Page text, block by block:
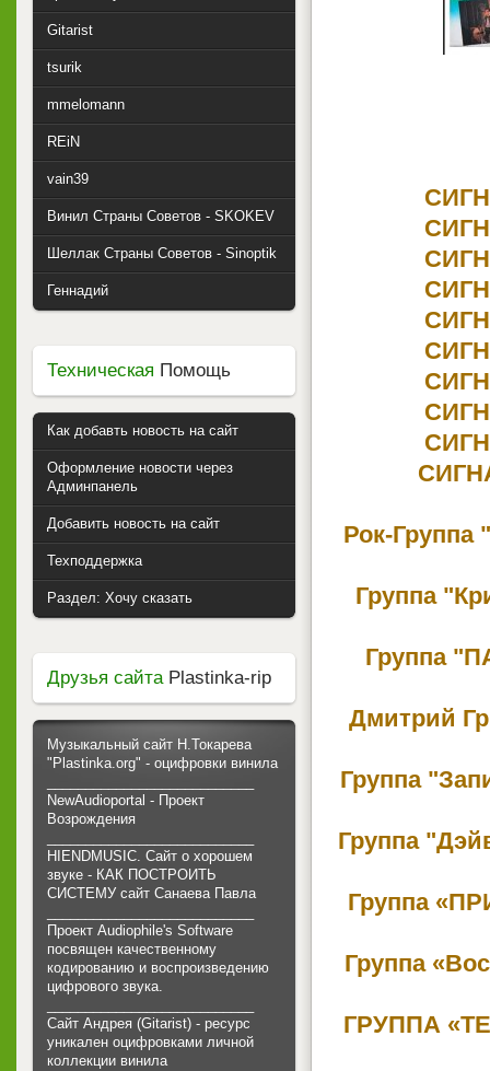
Рок-Группа
Группа
Группа
Дмитрий
Группа
Группа
Группа
Группа
ГРУППА
Gitarist
tsurik
mmelomann
REiN
vain39
Винил Страны Советов - SKOKEV
Шеллак Страны Советов - Sinoptik
Геннадий
Техническая Помощь
Как добавть новость на сайт
Оформление новости через
Админпанель
Добавить новость на сайт
Техподдержка
Раздел: Хочу сказать
Друзья сайтаPlastinka-rip
Музыкальный сайт Н.Токарева
"Plastinka.org" - оцифровки винила
NewAudioportal - Проект
Возрождения
HIENDMUSIC. Сайт о хорошем
звуке - КАК ПОСТРОИТЬ
СИСТЕМУ сайт Санаева Павла
Проект Audiophile's Software
посвящен качественному
кодированию и воспроизведению
цифрового звука.
Сайт Андрея (Gitarist) - ресурс
уникален оцифровками личной
коллекции винила